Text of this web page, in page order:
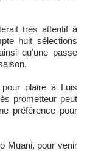
très attentif à
huit sélections
qu'une passe
plaire à Luis
prometteur peut
préférence pour
Muani, pour venir